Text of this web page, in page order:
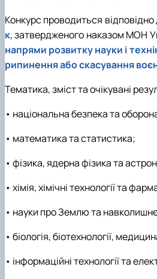
Конкурс проводиться відповідно
к, затвердженого наказом МОН
напрями розвитку науки і
рипинення або скасування
Тематика, зміст та очікувані
• національна безпека та
• математика та статистика;
• фізика, ядерна фізика та
• хімія, хімічні технології та
• науки про Землю та
• біологія, біотехнології,
• інформаційні технології та